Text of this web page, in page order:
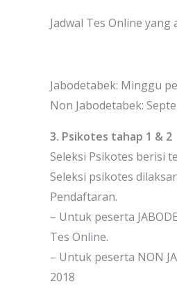
Jadwal Tes Online yang
Jabodetabek: Minggu
Non Jabodetabek:
3. Psikotes tahap 1 & 2
Seleksi Psikotes berisi
Seleksi psikotes
Pendaftaran.
– Untuk peserta
Tes Online.
– Untuk peserta NON
2018